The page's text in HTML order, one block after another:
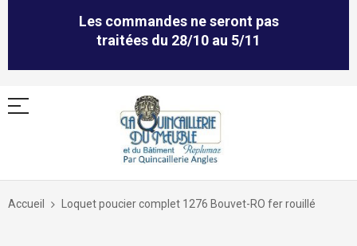
Les commandes ne seront pas
traitées du 28/10 au 5/11
Allez
contenu
Accueil Loquet poucier complet 1276 Bouvet-RO fer rouillé